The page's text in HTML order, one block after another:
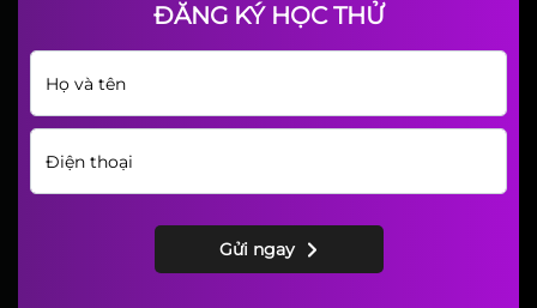
ĐĂNG KÝ HỌC THỬ
Gửi ngay